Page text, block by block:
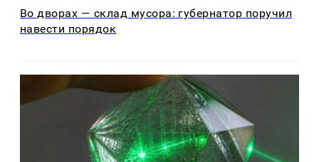
Во дворах — склад мусора: губернатор поручил
навести порядок